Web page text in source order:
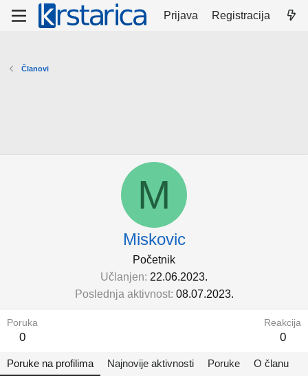
Prijava Registracija
Članovi
M
Miskovic
Početnik
Učlanjen 22.06.2023.
Poslednja aktivnost 08.07.2023.
Poruka
0
Reakcija
0
Poruke na profilima Najnovije aktivnosti Poruke O članu